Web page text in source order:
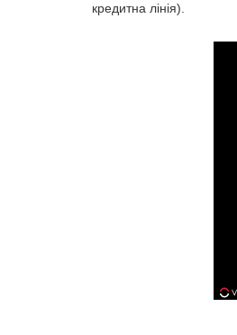
кредитна лінія).